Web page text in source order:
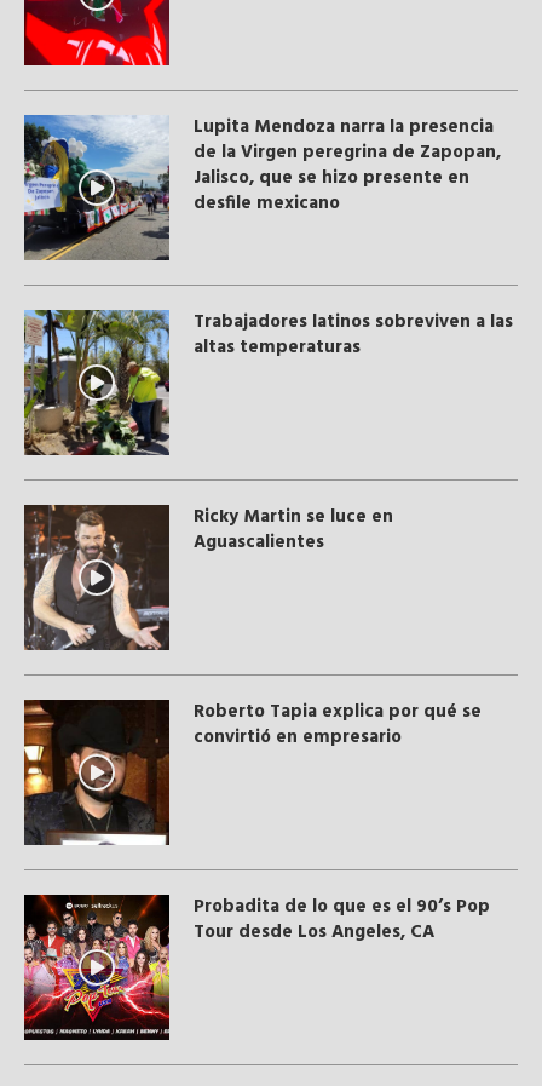
Lupita Mendoza narra la presencia
de la Virgen peregrina de Zapopan,
Jalisco, que se hizo presente en
desfile mexicano
Trabajadores latinos sobreviven a las
altas temperaturas
Ricky Martin se luce en
Aguascalientes
Roberto Tapia explica por qué se
convirtió en empresario
Probadita de lo que es el 90’s Pop
Tour desde Los Angeles, CA